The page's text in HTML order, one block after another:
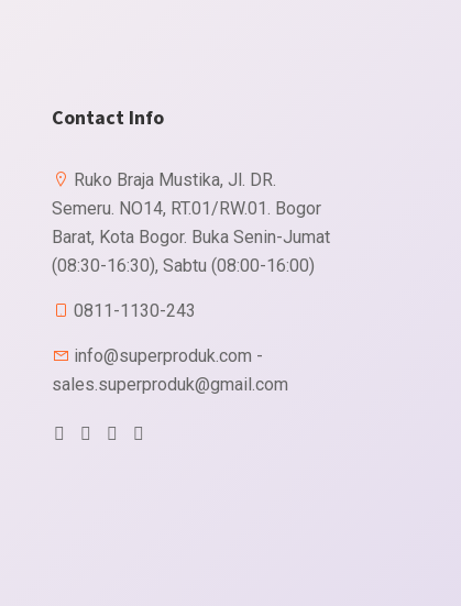
Contact Info
Ruko Braja Mustika, Jl. DR.
Semeru. NO14, RT.01/RW.01. Bogor
Barat, Kota Bogor. Buka Senin-Jumat
(08:30-16:30), Sabtu (08:00-16:00)
0811-1130-243
info@superproduk.com -
sales.superproduk@gmail.com